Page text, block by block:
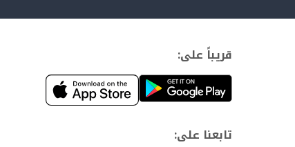
قريباً على:
تابعنا على: